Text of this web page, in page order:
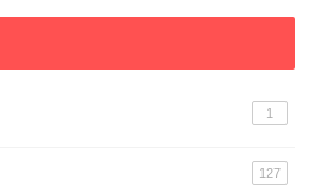
1
127